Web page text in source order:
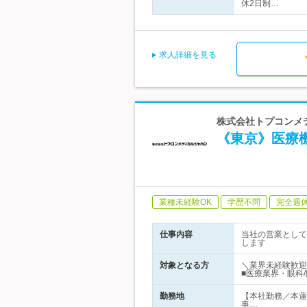
休2日制…
求人詳細を見る
株式会社トプコン
《東京》医
業種未経験OK 学歴不問 完全週
仕事内容
当社の営業とし
します
対象となる方
＼業界未経験歓
■医療業界・眼科
勤務地
【本社勤務／本
事…